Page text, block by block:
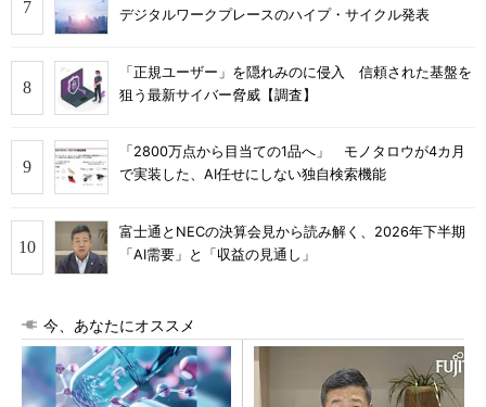
デジタルワークプレースのハイプ・サイクル発表
「正規ユーザー」を隠れみのに侵入 信頼された基盤を
狙う最新サイバー脅威【調査】
「2800万点から目当ての1品へ」 モノタロウが4カ月
で実装した、AI任せにしない独自検索機能
富士通とNECの決算会見から読み解く、2026年下半期
「AI需要」と「収益の見通し」
今、あなたにオススメ